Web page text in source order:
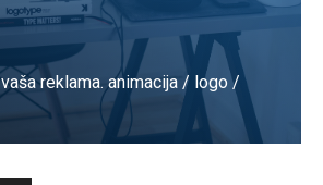
reklama. animacija / logo /